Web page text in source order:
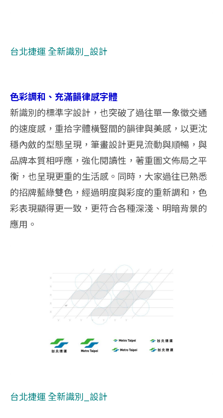
台北捷運 全新識別_設計
色彩調和、充滿韻律感字體
新識別的標準字設計，也突破了過往單一象徵交通
的速度感，重拾字體橫豎間的韻律與美感，以更沈
穩內斂的型態呈現，筆畫設計更見流動與順暢，與
品牌本質相呼應，強化閱讀性，著重圖文佈局之平
衡，也呈現更重的生活感。同時，大家過往已熟悉
的招牌藍綠雙色，經過明度與彩度的重新調和，色
彩表現顯得更一致，更符合各種深淺、明暗背景的
應用。
台北捷運 全新識別_設計